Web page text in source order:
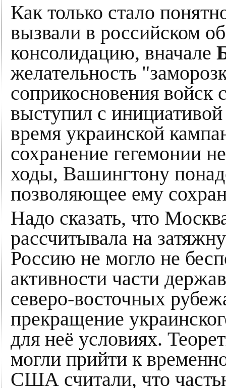
Как только стало
вызвали в российском
консолидацию, вначале
желательность
соприкосновения войск
выступил с
время украинской
сохранение гегемонии
ходы, Вашингтону
позволяющее ему
Надо сказать, что
рассчитывала на
Россию не могло не
активности части
северо-восточных
прекращение
для неё условиях.
могли прийти к
США считали, что